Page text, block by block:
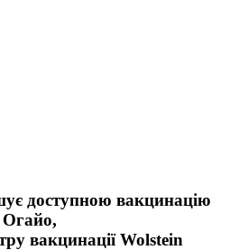
доступною вакцинацію
Огайо,
вакцинації Wolstein